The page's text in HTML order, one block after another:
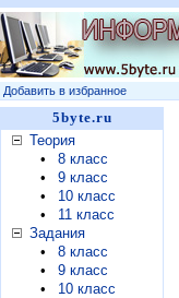
Добавить в избранное
5byte.ru
Теория
•
8 класс
•
9 класс
•
10 класс
•
11 класс
Задания
•
8 класс
•
9 класс
•
10 класс